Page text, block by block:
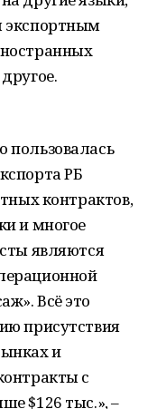
экспортным
пользовалась
РБ
контрактов,
и многое
являются
Всё это
присутствия
и
с
$126 тыс.», –